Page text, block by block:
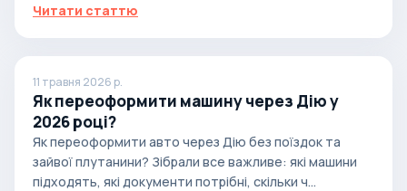
Читати статтю
11 травня 2026 р.
Як переоформити машину через Дію у
2026 році?
Як переоформити авто через Дію без поїздок та
зайвої плутанини? Зібрали все важливе: які машини
підходять, які документи потрібні, скільки ч...